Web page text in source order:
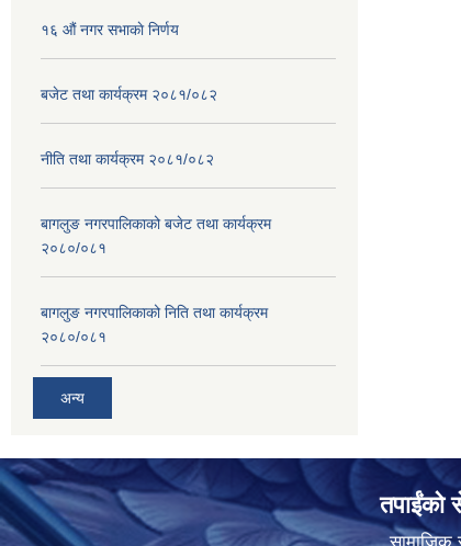
१६ ‌औं नगर सभाकाे निर्णय
बजेट तथा कार्यक्रम २०८१/०८२
नीति तथा कार्यक्रम २०८१/०८२
बागलुङ नगरपालिकाको बजेट तथा कार्यक्रम
२०८०/०८१
बागलुङ नगरपालिकाको निति तथा कार्यक्रम
२०८०/०८१
अन्य
तपाईंको
सामाजिक